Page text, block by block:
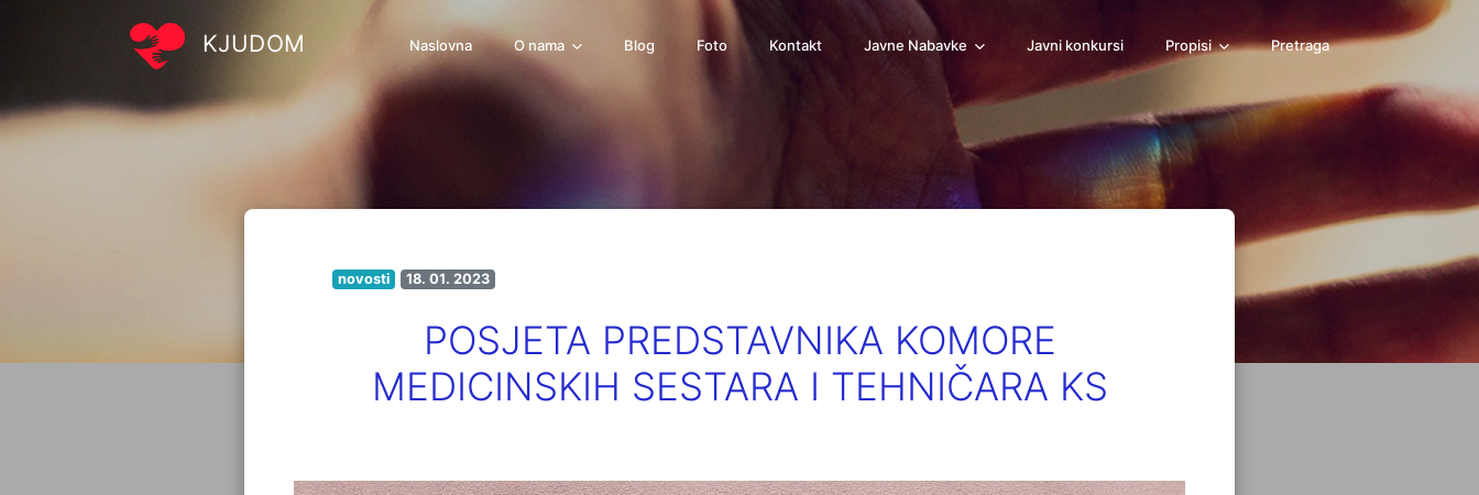
KJUDOM Naslovna O nama Blog Foto Kontakt Javne Nabavke Javni konkursi Propisi Pretraga
novosti 18. 01. 2023
POSJETA PREDSTAVNIKA KOMORE
MEDICINSKIH SESTARA I TEHNIČARA KS